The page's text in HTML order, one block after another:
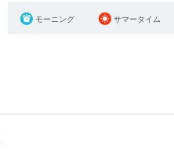
モーニング サマータイム